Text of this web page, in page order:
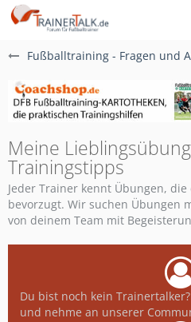
Fußballtraining - Fragen und
Meine
Trainingstipps
Jeder Trainer kennt Übungen,
bevorzugt. Wir suchen Übungen
von deinem Team mit
Du bist noch kein Trainertalker?
und nehme an unserer